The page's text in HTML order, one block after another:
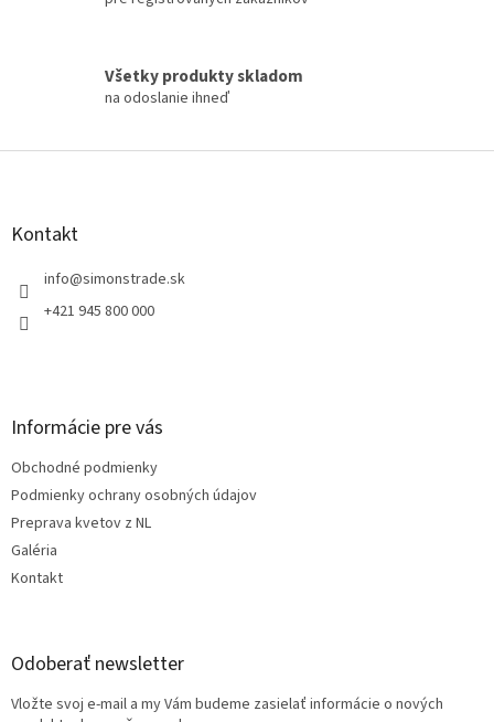
Všetky produkty skladom
na odoslanie ihneď
Z
Kontakt
info@simonstrade.sk
+421 945 800 000
Informácie pre vás
Obchodné podmienky
Podmienky ochrany osobných údajov
Preprava kvetov z NL
Galéria
Kontakt
Odoberať newsletter
Vložte svoj e-mail a my Vám budeme zasielať informácie o nových